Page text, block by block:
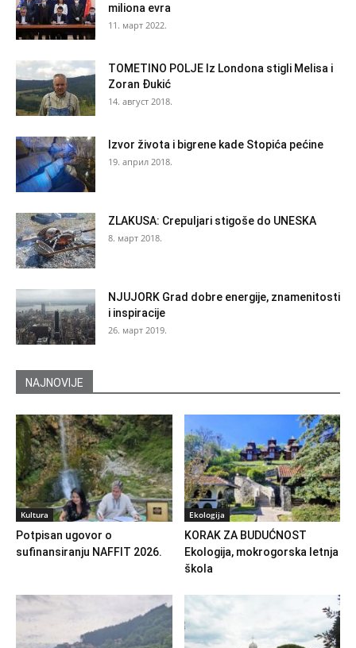
miliona evra
11. март 2022.
TOMETINO POLJE Iz Londona stigli Melisa i
Zoran Đukić
14. август 2018.
Izvor života i bigrene kade Stopića pećine
19. април 2018.
ZLAKUSA: Crepuljari stigoše do UNESKA
8. март 2018.
NJUJORK Grad dobre energije, znamenitosti
i inspiracije
26. март 2019.
NAJNOVIJE
Kultura
Potpisan ugovor o
sufinansiranju NAFFIT 2026.
Ekologija
KORAK ZA BUDUĆNOST
Ekologija, mokrogorska letnja
škola